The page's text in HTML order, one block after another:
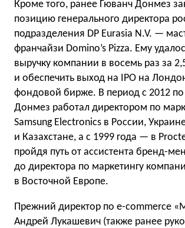
Кроме того, ранее Гюванч Донмез
позицию генерального директора
подразделения DP Eurasia N.V. —
франчайзи Domino’s Pizza. Ему
выручку компании в восемь раз за
и обеспечить выход на IPO на
фондовой бирже. В период с 2012 по
Донмез работал директором по
Samsung Electronics в России,
и Казахстане, а с 1999 года — в
пройдя путь от ассистента бренд-
до директора по маркетингу
в Восточной Европе.
Прежний директор по e-commerce
Андрей Лукашевич (также ранее